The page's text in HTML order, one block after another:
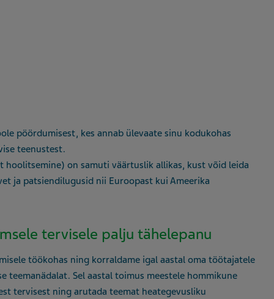
pöördumisest, kes annab ülevaate sinu kodukohas
teenustest.
hoolitsemine) on samuti väärtuslik allikas, kust võid leida
ja patsiendilugusid nii Euroopast kui Ameerika
tervisele palju tähelepanu
töökohas ning korraldame igal aastal oma töötajatele
teemanädalat. Sel aastal toimus meestele hommikune
tervisest ning arutada teemat heategevusliku